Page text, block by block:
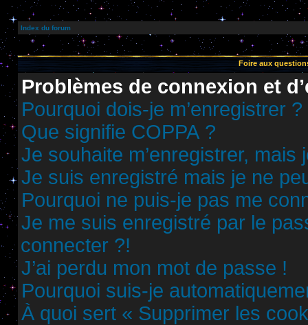
Index du forum
Foire aux
Problèmes de connexion et
Pourquoi dois-je m’enregistrer ?
Que signifie COPPA ?
Je souhaite m’enregistrer, mais
Je suis enregistré mais je ne
Pourquoi ne puis-je pas me
Je me suis enregistré par le
connecter ?!
J’ai perdu mon mot de passe !
Pourquoi suis-je
À quoi sert « Supprimer les